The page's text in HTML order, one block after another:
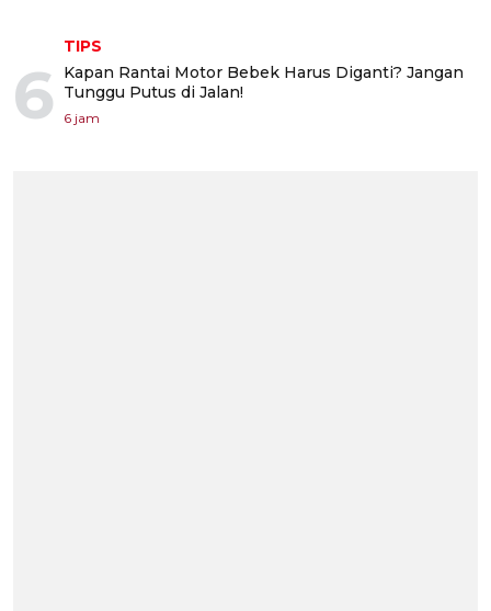
6
TIPS
Kapan Rantai Motor Bebek Harus Diganti? Jangan
Tunggu Putus di Jalan!
6 jam